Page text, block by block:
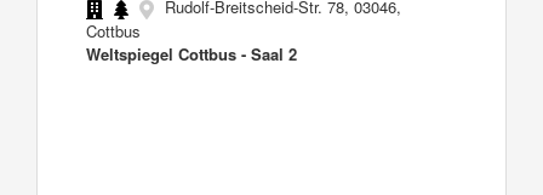
Rudolf-Breitscheid-Str. 78, 03046,
Cottbus
Weltspiegel Cottbus - Saal 2